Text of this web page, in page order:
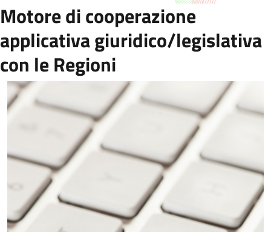
Motore di cooperazione
applicativa giuridico/legislativa
con le Regioni